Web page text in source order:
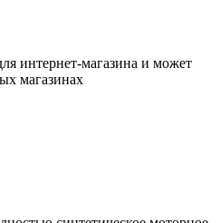
интернет-магазина и может
магазинах